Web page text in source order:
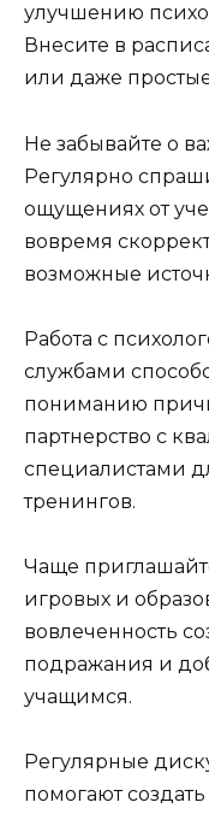
улучшению
Внесите в
или даже
Не забывайте о
Регулярно
ощущениях от
вовремя
возможные
Работа с
службами
пониманию
партнерство с
специалистами
тренингов.
Чаще
игровых и
вовлеченность
подражания и
учащимся.
Регулярные
помогают